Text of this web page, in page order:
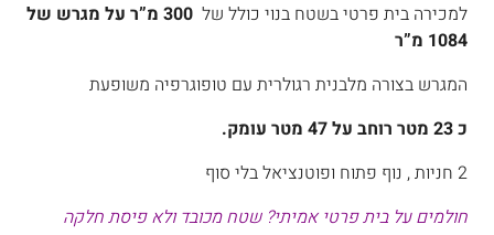
למכירה בית פרטי בשטח בנוי כולל של
300 מ”ר על מגרש של
1084 מ”ר
המגרש בצורה מלבנית רגולרית עם טופוגרפיה משופעת
כ 23 מטר רוחב על 47 מטר עומק.
2 חניות , נוף פתוח ופוטנציאל בלי סוף
חולמים על בית פרטי אמיתי? שטח מכובד ולא פיסת חלקה